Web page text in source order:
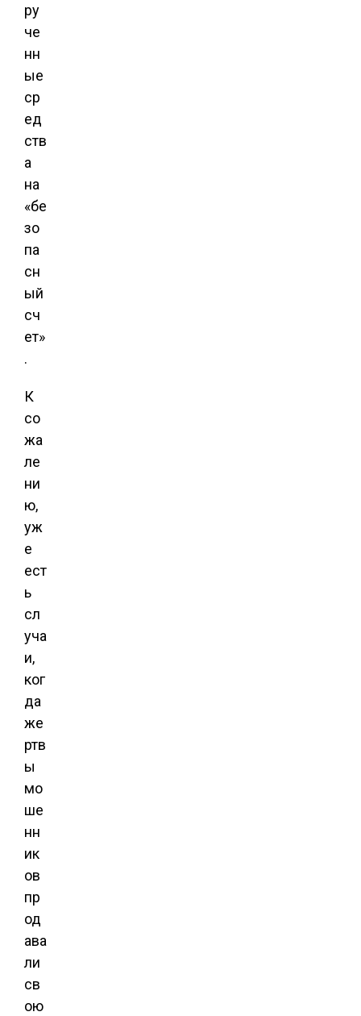
ру
че
нн
ые
ср
ед
ств
а
на
«бе
зо
па
сн
ый
сч
ет»
.
К
со
жа
ле
ни
ю,
уж
е
ест
ь
сл
уча
и,
ког
да
же
ртв
ы
мо
ше
нн
ик
ов
пр
од
ава
ли
св
ою